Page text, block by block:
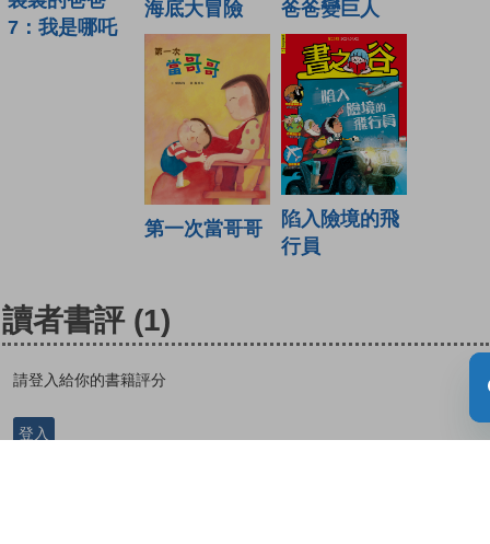
7：我是哪吒
海底大冒險
爸爸變巨人
第一次當哥哥
陷入險境的飛
行員
讀者書評 (1)
請登入給你的書籍評分
登入